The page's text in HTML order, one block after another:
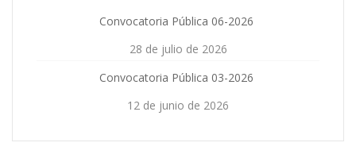
Convocatoria Pública 06-2026
28 de julio de 2026
Convocatoria Pública 03-2026
12 de junio de 2026